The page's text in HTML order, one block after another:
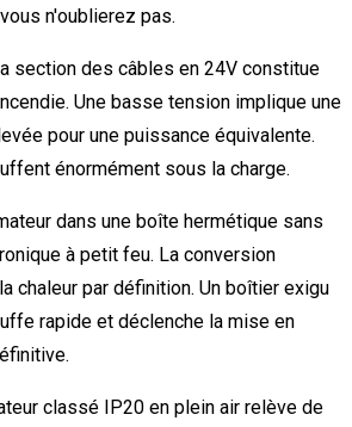
n'oublierez pas.
section des câbles en 24V constitue
Une basse tension implique une
pour une puissance équivalente.
énormément sous la charge.
dans une boîte hermétique sans
à petit feu. La conversion
chaleur par définition. Un boîtier exigu
rapide et déclenche la mise en
classé IP20 en plein air relève de